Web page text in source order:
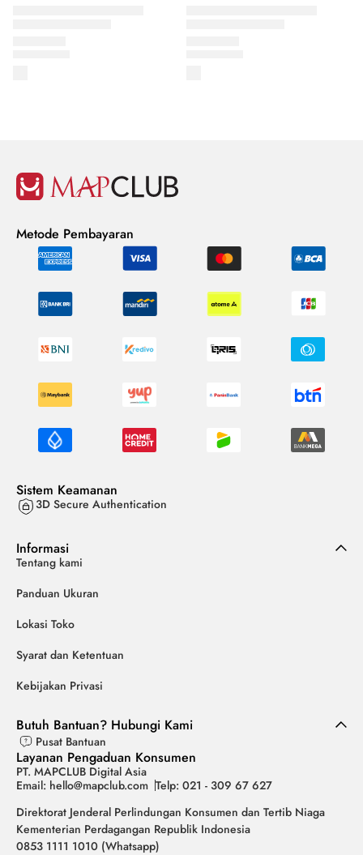
Metode Pembayaran
Sistem Keamanan
3D Secure Authentication
Informasi
Tentang kami
Panduan Ukuran
Lokasi Toko
Syarat dan Ketentuan
Kebijakan Privasi
Butuh Bantuan? Hubungi Kami
Pusat Bantuan
Layanan Pengaduan Konsumen
PT. MAPCLUB Digital Asia
Email: hello@mapclub.com Telp: 021 - 309 67 627
Direktorat Jenderal Perlindungan Konsumen dan Tertib Niaga
Kementerian Perdagangan Republik Indonesia
0853 1111 1010 (Whatsapp)